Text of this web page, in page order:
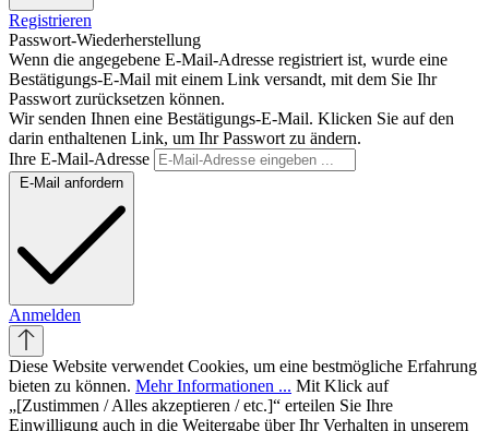
Registrieren
Passwort-Wiederherstellung
Wenn die angegebene E-Mail-Adresse registriert ist, wurde eine
Bestätigungs-E-Mail mit einem Link versandt, mit dem Sie Ihr
Passwort zurücksetzen können.
Wir senden Ihnen eine Bestätigungs-E-Mail. Klicken Sie auf den
darin enthaltenen Link, um Ihr Passwort zu ändern.
Ihre E-Mail-Adresse
E-Mail anfordern
Anmelden
Diese Website verwendet Cookies, um eine bestmögliche Erfahrung
bieten zu können. Mehr Informationen ... Mit Klick auf
„[Zustimmen / Alles akzeptieren / etc.]“ erteilen Sie Ihre
Einwilligung auch in die Weitergabe über Ihr Verhalten in unserem